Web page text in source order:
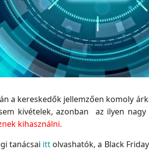
a kereskedők jellemzően komoly
kivételek, azonban az ilyen
kihasználni.
tanácsai itt olvashatók, a Black